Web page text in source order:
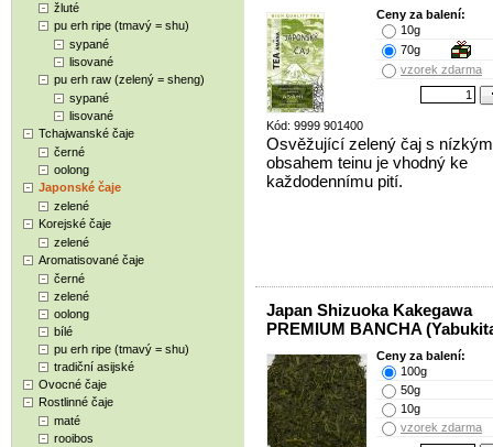
žluté
pu erh ripe (tmavý = shu)
sypané
lisované
pu erh raw (zelený = sheng)
sypané
lisované
Tchajwanské čaje
černé
oolong
Japonské čaje
zelené
Korejské čaje
zelené
Aromatisované čaje
černé
zelené
oolong
bílé
pu erh ripe (tmavý = shu)
tradiční asijské
Ovocné čaje
Rostlinné čaje
maté
rooibos
Kód: 9999 901400
Ceny za balení:
10g
70g
vzorek zdarma
Osvěžující zelený čaj s nízkým
obsahem teinu je vhodný ke
každodennímu pití.
Japan Shizuoka Kakegawa
PREMIUM BANCHA
Ceny za balení:
100g
50g
10g
vzorek zdarma